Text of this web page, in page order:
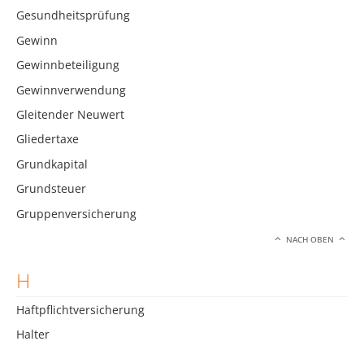
Gesundheitsprüfung
Gewinn
Gewinnbeteiligung
Gewinnverwendung
Gleitender Neuwert
Gliedertaxe
Grundkapital
Grundsteuer
Gruppenversicherung
NACH OBEN
H
Haftpflichtversicherung
Halter